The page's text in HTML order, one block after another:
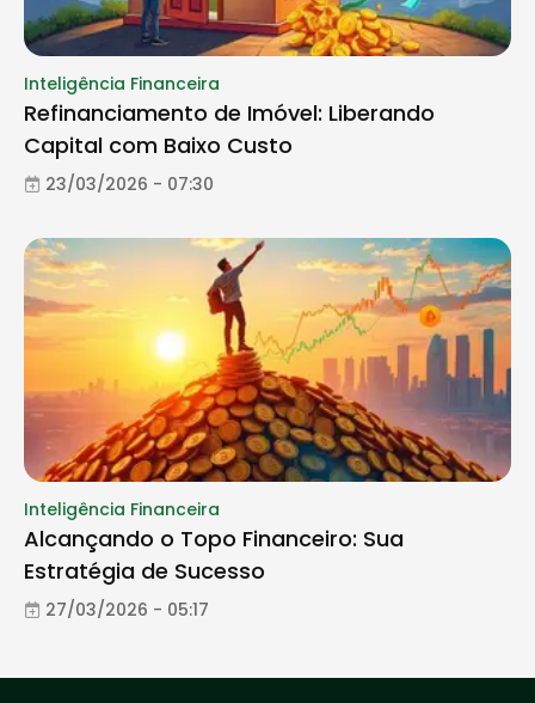
Inteligência Financeira
Refinanciamento de Imóvel: Liberando
Capital com Baixo Custo
23/03/2026 - 07:30
Inteligência Financeira
Alcançando o Topo Financeiro: Sua
Estratégia de Sucesso
27/03/2026 - 05:17